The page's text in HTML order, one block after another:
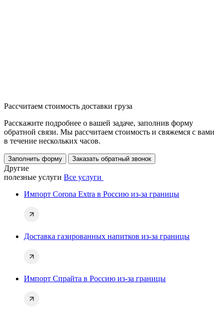
Рассчитаем стоимость доставки груза
Расскажите подробнее о вашей задаче, заполнив форму
обратной связи. Мы рассчитаем стоимость и свяжемся с вами
в течение нескольких часов.
Заполнить форму Заказать обратный звонок
Другие
полезные услуги Все услуги
Импорт Corona Extra в Россию из-за границы
Доставка газированных напитков из-за границы
Импорт Спрайта в Россию из-за границы